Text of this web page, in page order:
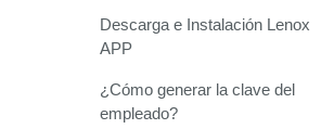
Descarga e Instalación Lenox
APP
¿Cómo generar la clave del
empleado?